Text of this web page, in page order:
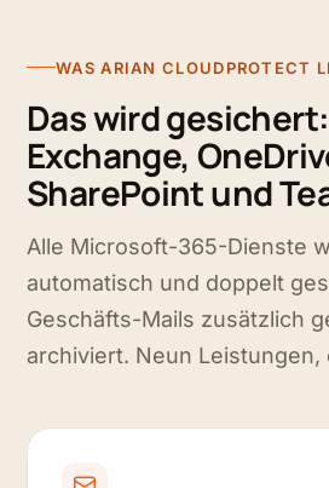
WAS ARIAN CLOUDPROTECT
Das wird gesichert:
Exchange,
SharePoint und
Alle Microsoft-365-Dienste
automatisch und doppelt
Geschäfts-Mails zusätzlich
archiviert. Neun Leistungen,